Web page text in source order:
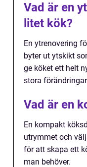
Vad är en
litet kök?
En ytrenovering
byter ut ytskikt
ge köket ett helt
stora
Vad är en
En kompakt
utrymmet och
för att skapa ett
man behöver.